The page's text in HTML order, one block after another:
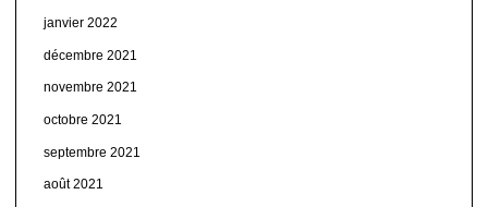
janvier 2022
décembre 2021
novembre 2021
octobre 2021
septembre 2021
août 2021